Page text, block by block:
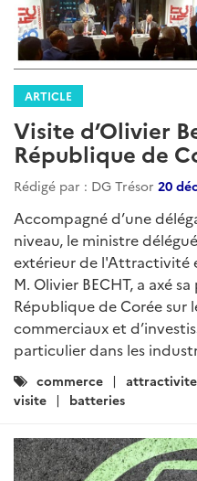
ARTICLE
Visite d’Olivier
République de
Rédigé par : DG Trésor 20
Accompagné d’une
niveau, le ministre
extérieur de l'Attractivité
M. Olivier BECHT, a axé
République de Corée sur
commerciaux et
particulier dans les
Catégories
:
commerce attractivite
visite
batteries